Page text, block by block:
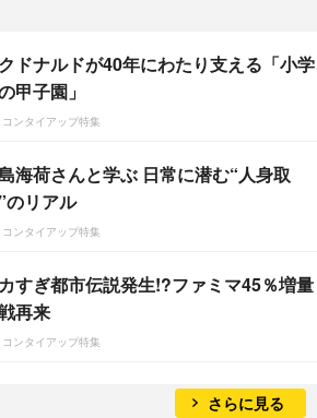
ドナルドが40年にわたり支える「小学
甲子園」
コンタイアップ特集
海荷さんと学ぶ 日常に潜む“人身取
のリアル
コンタイアップ特集
すぎ都市伝説発生!?ファミマ45％増量
再来
コンタイアップ特集
さらに見る